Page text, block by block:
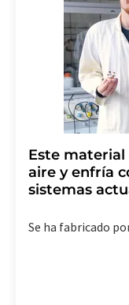
Este
aire y enfría
sistemas
Se ha fabricado